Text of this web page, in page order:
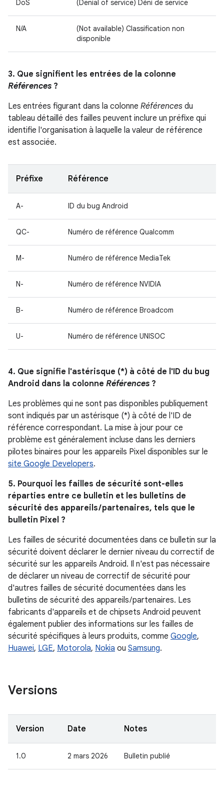
DoS (Denial of service) Déni de service
N/A
(Not available) Classification non
disponible
3. Que signifient les entrées de la colonne
Références ?
Les entrées figurant dans la colonne Références du
tableau détaillé des failles peuvent inclure un préfixe qui
identifie l'organisation à laquelle la valeur de référence
est associée.
Préfixe Référence
A- ID du bug Android
QC- Numéro de référence Qualcomm
M- Numéro de référence MediaTek
N- Numéro de référence NVIDIA
B- Numéro de référence Broadcom
U- Numéro de référence UNISOC
4. Que signifie l'astérisque (*) à côté de l'ID du bug
Android dans la colonne Références ?
Les problèmes qui ne sont pas disponibles publiquement
sont indiqués par un astérisque (*) à côté de l'ID de
référence correspondant. La mise à jour pour ce
problème est généralement incluse dans les derniers
pilotes binaires pour les appareils Pixel disponibles sur le
site Google Developers.
5. Pourquoi les failles de sécurité sont-elles
réparties entre ce bulletin et les bulletins de
sécurité des appareils / partenaires, tels que le
bulletin Pixel ?
Les failles de sécurité documentées dans ce bulletin sur la
sécurité doivent déclarer le dernier niveau du correctif de
sécurité sur les appareils Android. Il n'est pas nécessaire
de déclarer un niveau de correctif de sécurité pour
d'autres failles de sécurité documentées dans les
bulletins de sécurité des appareils / partenaires. Les
fabricants d'appareils et de chipsets Android peuvent
également publier des informations sur les failles de
sécurité spécifiques à leurs produits, comme Google,
Huawei, LGE, Motorola, Nokia ou Samsung.
Versions
Version Date Notes
1.0 2 mars 2026 Bulletin publié